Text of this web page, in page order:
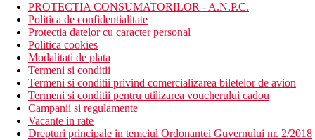
PROTECTIA CONSUMATORILOR - A.N.P.C.
Politica de confidentialitate
Protectia datelor cu caracter personal
Politica cookies
Modalitati de plata
Termeni si conditii
Termeni si conditii privind comercializarea biletelor de avion
Termeni si conditii pentru utilizarea voucherului cadou
Campanii si regulamente
Vacante in rate
Drepturi principale in temeiul Ordonantei Guvernului nr. 2/2018